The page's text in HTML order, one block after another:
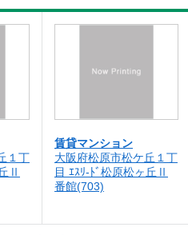
１丁
Ⅱ
賃貸マンション
大阪府松原市松ケ丘１丁
目 ｴｽﾘ-ﾄﾞ松原松ヶ丘Ⅱ
番館(703)